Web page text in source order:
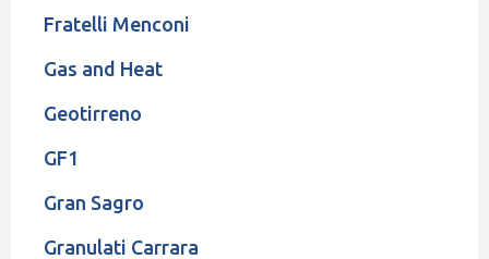
Fratelli Menconi
Gas and Heat
Geotirreno
GF1
Gran Sagro
Granulati Carrara